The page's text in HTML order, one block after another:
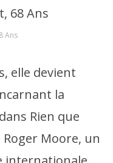
Ans
elle devient
la
Rien que
Moore, un